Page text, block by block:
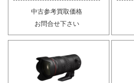
中古参考買取価格
お問合せ下さい